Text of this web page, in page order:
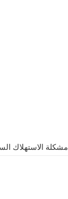
مشكلة الاستهلاك